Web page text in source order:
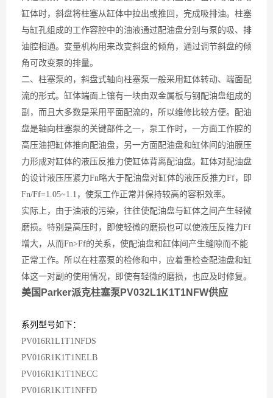
缸体时，斜盘将柱塞从缸体中拉出或推回，完成吸排油。柱塞
与缸孔组成的工作容腔中的油液通过配油盘分别与泵的吸、排
油腔相通。变量机构用来改变斜盘的倾角，通过调节斜盘的倾
角可改变泵的排量。
二、柱塞泵的，斜盘式轴向柱塞泵一般采用缸体转动、端面配
流的形式。缸体端面上镶有一块由双金属板与钢配油盘组成的
副，而且大多数是采用平面配流的，所以维修比较方便。配油
盘是轴向柱塞泵的关键部件之一，泵工作时，一方面工作腔的
高压油把缸体推向配油盘，另一方面配油盘和缸体间的油膜压
力形成对缸体的液压反推力使缸体背离配油盘。缸体对配油盘
的设计液压压紧力Fn略大于配油盘对缸体的液压反推力Ff，即
Fn/Ff=1.05~1.1，使泵工作正常并保持较高的容积效率。
实际上，由于油液的污染，往往使配油盘与缸体之间产生轻微
磨损。特别是高压时，即使轻微的磨损也可以使液压反推力Ff
增大，从而Fn>Ff的关系，使配油盘和缸体间产生缝隙而不能
正常工作。所以在柱塞泵的检修和中，应着重检查配油盘和缸
体这一对副的使用情况，即使有轻微的磨损，也应及时修复。
美国Parker派克柱塞泵PV032L1K1T1NFW供应
系列型号如下：
PV016R1L1T1NFDS
PV016R1K1T1NELB
PV016R1K1T1NECC
PV016R1K1T1NFFD